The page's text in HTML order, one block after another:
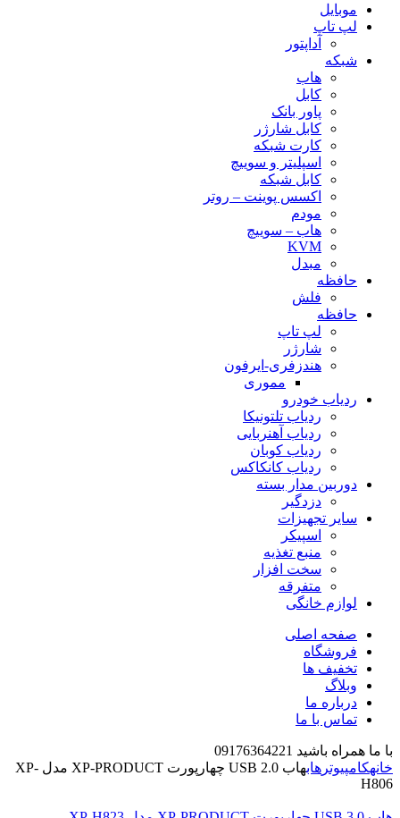
موبایل
لپ تاپ
آداپتور
شبکه
هاب
کابل
پاور بانک
کابل شارژر
کارت شبکه
اسپلیتر و سوییچ
کابل شبکه
اکسس پوینت – روتر
مودم
هاب – سوییچ
KVM
مبدل
حافظه
فلش
حافظه
لپ تاپ
شارژر
هندزفری-ایرفون
مموری
ردیاب خودرو
ردیاب تلتونیکا
ردیاب آهنربایی
ردیاب کوبان
ردیاب کانکاکس
دوربین مدار بسته
دزدگیر
سایر تجهیزات
اسپیکر
منبع تغذیه
سخت افزار
متفرقه
لوازم خانگی
صفحه اصلی
فروشگاه
تخفیف ها
وبلاگ
درباره ما
تماس با ما
با ما همراه باشید 09176364221
خانهکامپیوتر هاب
هاب USB 2.0 چهارپورت XP-PRODUCT مدل XP-
H806